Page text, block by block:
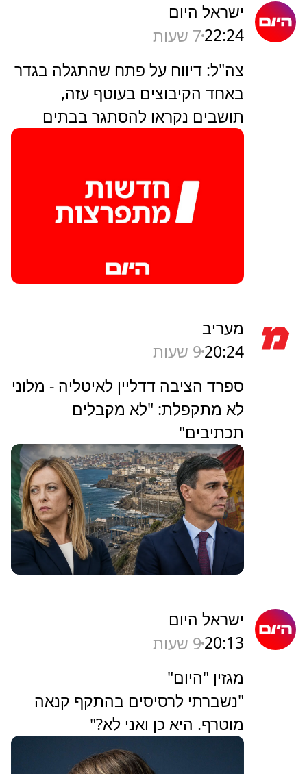
ישראל היום
22:247 שעות
צה"ל: דיווח על פתח שהתגלה בגדר
באחד הקיבוצים בעוטף עזה,
תושבים נקראו להסתגר בבתים
מעריב
20:249 שעות
ספרד הציבה דדליין לאיטליה - מלוני
לא מתקפלת: "לא מקבלים
תכתיבים"
ישראל היום
20:139 שעות
מגזין "היום"
"נשברתי לרסיסים בהתקף קנאה
מוטרף. היא כן ואני לא?"